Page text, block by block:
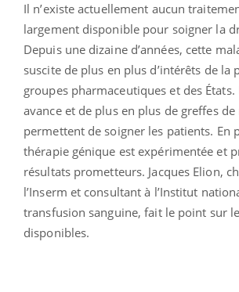
Il n’existe actuellement aucun
largement disponible pour soigner la
Depuis une dizaine d’années, cette
suscite de plus en plus d’intérêts de la
groupes pharmaceutiques et des États.
avance et de plus en plus de greffes
permettent de soigner les patients. En
thérapie génique est expérimentée et
résultats prometteurs. Jacques Elion,
l’Inserm et consultant à l’Institut
transfusion sanguine, fait le point sur
disponibles.